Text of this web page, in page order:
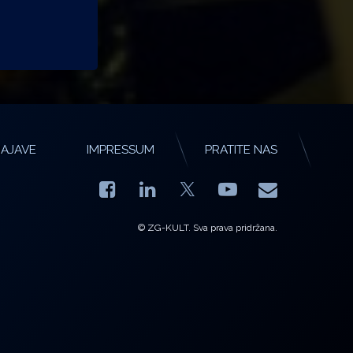
IMPRESSUM PRATITE NAS
Facebook
LinkedIn YouTube
E-mail
© ZG-KULT. Sva prava pridržana.